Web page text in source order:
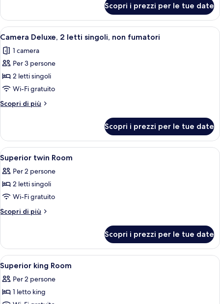
king,
non
fumatori
Deluxe,
letto
non
fumatori
Scopri i prezzi per le tue date
Apri
tutte
le
foto
per
Camera
Deluxe,
2
singoli,
non
fumatori
Una camera d'albergo con un letto,
7
Camera Deluxe, 2 letti singoli, non fumatori
1 camera
Per 3 persone
2 letti singoli
Wi-Fi gratuito
Scopri di più
Altri
Deluxe,
letti
singoli,
non
fumatori
Scopri i prezzi per le tue date
Apri
tutte
le
foto
per
Superior
Minibar, una cassaforte in camera,
12
Superior twin Room
Per 2 persone
2 letti singoli
Wi-Fi gratuito
Scopri di più
Altri
twin
Room
Scopri i prezzi per le tue date
Apri
tutte
le
foto
Minibar, una cassaforte in camera,
13
Superior king Room
Per 2 persone
1 letto king